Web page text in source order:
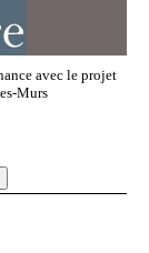
avec le projet
Murs